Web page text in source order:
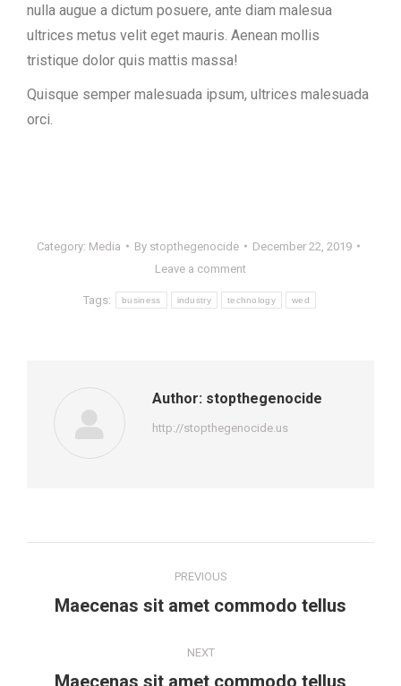
nulla augue a dictum posuere, ante diam malesua
ultrices metus velit eget mauris. Aenean mollis
tristique dolor quis mattis massa!
Quisque semper malesuada ipsum, ultrices malesuada
orci.
Category: Media By stopthegenocide
December 22, 2019
Leave a comment
Tags: business industry technology wed
Author: stopthegenocide
http://stopthegenocide.us
navigation
PREVIOUS
Previous
Maecenas sit amet commodo tellus
NEXT
Next
Maecenas sit amet commodo tellus